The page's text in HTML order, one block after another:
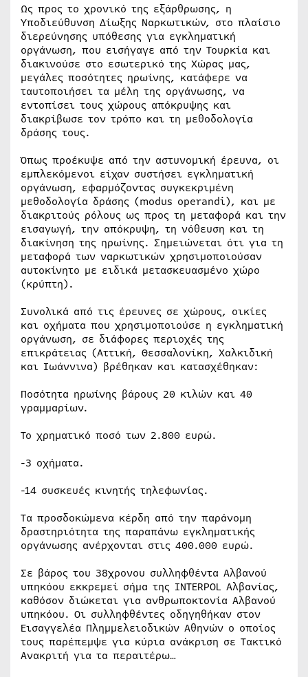
Ως προς το χρονικό της εξάρθρωσης, η
Υποδιεύθυνση Δίωξης Ναρκωτικών, στο πλαίσιο
διερεύνησης υπόθεσης για εγκληματική
οργάνωση, που εισήγαγε από την Τουρκία και
διακινούσε στο εσωτερικό της Χώρας μας,
μεγάλες ποσότητες ηρωίνης, κατάφερε να
ταυτοποιήσει τα μέλη της οργάνωσης, να
εντοπίσει τους χώρους απόκρυψης και
διακρίβωσε τον τρόπο και τη μεθοδολογία
δράσης τους.
Όπως προέκυψε από την αστυνομική έρευνα, οι
εμπλεκόμενοι είχαν συστήσει εγκληματική
οργάνωση, εφαρμόζοντας συγκεκριμένη
μεθοδολογία δράσης (modus operandi), και με
διακριτούς ρόλους ως προς τη μεταφορά και την
εισαγωγή, την απόκρυψη, τη νόθευση και τη
διακίνηση της ηρωίνης. Σημειώνεται ότι για τη
μεταφορά των ναρκωτικών χρησιμοποιούσαν
αυτοκίνητο με ειδικά μετασκευασμένο χώρο
(κρύπτη).
Συνολικά από τις έρευνες σε χώρους, οικίες
και οχήματα που χρησιμοποιούσε η εγκληματική
οργάνωση, σε διάφορες περιοχές της
επικράτειας (Αττική, Θεσσαλονίκη, Χαλκιδική
και Ιωάννινα) βρέθηκαν και κατασχέθηκαν:
Ποσότητα ηρωίνης βάρους 20 κιλών και 40
γραμμαρίων.
Το χρηματικό ποσό των 2.800 ευρώ.
-3 οχήματα.
-14 συσκευές κινητής τηλεφωνίας.
Τα προσδοκώμενα κέρδη από την παράνομη
δραστηριότητα της παραπάνω εγκληματικής
οργάνωσης ανέρχονται στις 400.000 ευρώ.
Σε βάρος του 38χρονου συλληφθέντα Αλβανού
υπηκόου εκκρεμεί σήμα της INTERPOL Αλβανίας,
καθόσον διώκεται για ανθρωποκτονία Αλβανού
υπηκόου. Οι συλληφθέντες οδηγηθήκαν στον
Εισαγγελέα Πλημμελειοδικών Αθηνών ο οποίος
τους παρέπεμψε για κύρια ανάκριση σε Τακτικό
Ανακριτή για τα περαιτέρω…